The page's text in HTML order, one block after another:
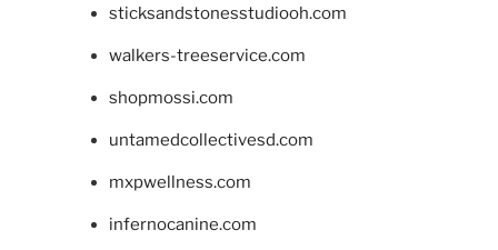
sticksandstonesstudiooh.com
walkers-treeservice.com
shopmossi.com
untamedcollectivesd.com
mxpwellness.com
infernocanine.com